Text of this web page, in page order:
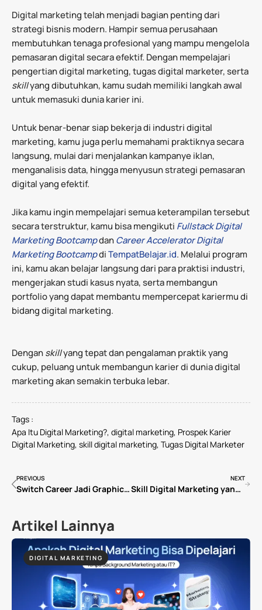
Digital marketing telah menjadi bagian penting dari
strategi bisnis modern. Hampir semua perusahaan
membutuhkan tenaga profesional yang mampu mengelola
pemasaran digital secara efektif. Dengan mempelajari
pengertian digital marketing, tugas digital marketer, serta
skillyang dibutuhkan, kamu sudah memiliki langkah awal
untuk memasuki dunia karier ini.
Untuk benar-benar siap bekerja di industri digital
marketing, kamu juga perlu memahami praktiknya secara
langsung, mulai dari menjalankan kampanye iklan,
menganalisis data, hingga menyusun strategi pemasaran
digital yang efektif.
Jika kamu ingin mempelajari semua keterampilan tersebut
secara terstruktur, kamu bisa mengikuti Fullstack Digital
Marketing BootcampdanCareer Accelerator Digital
Marketing BootcampdiTempatBelajar.id. Melalui program
ini, kamu akan belajar langsung dari para praktisi industri,
mengerjakan studi kasus nyata, serta membangun
portfolio yang dapat membantu mempercepat kariermu di
bidang digital marketing.
Denganskillyang tepat dan pengalaman praktik yang
cukup, peluang untuk membangun karier di dunia digital
marketing akan semakin terbuka lebar.
Tags :
Apa Itu Digital Marketing?, digital marketing, Prospek Karier
Digital Marketing, skill digital marketing, Tugas Digital Marketer
PREVIOUS
Switch Career Jadi Graphic Designer di Agency: Perjalanan Twiva dari Lulusan Kesehatan Masyarakat
NEXT
Skill Digital Marketing yang Paling Dicari Perusahaan di 2026
Artikel Lainnya
DIGITAL MARKETING